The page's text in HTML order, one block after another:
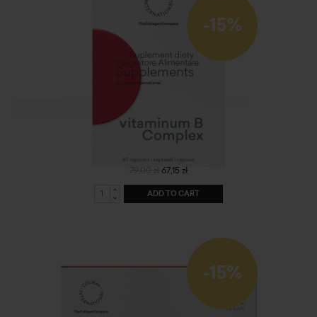
-15%
vitaminum B Complex
67,15 zł
ADD TO CART
-15%